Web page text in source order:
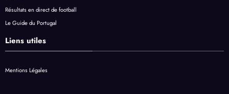
Résultats en direct de football
Le Guide du Portugal
Liens utiles
Mentions Légales